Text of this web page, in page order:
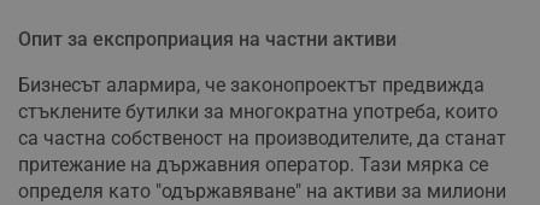
Опит за експроприация на частни активи
Бизнесът алармира, че законопроектът предвижда
стъклените бутилки за многократна употреба, които
са частна собственост на производителите, да станат
притежание на държавния оператор. Тази мярка се
определя като "одържавяване" на активи за милиони